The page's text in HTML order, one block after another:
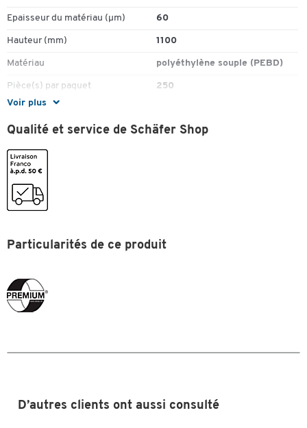
Voir plus
Epaisseur du matériau (µm) 60
Hauteur (mm) 1100
Matériau polyéthylène souple (PEBD)
Pièce(s) par paquet 250
Coloris
Dimensions
Largeur (mm)
Longueur (m)
Qualité et service de Schäfer Shop
Particularités de ce produit
D’autres clients ont aussi consulté